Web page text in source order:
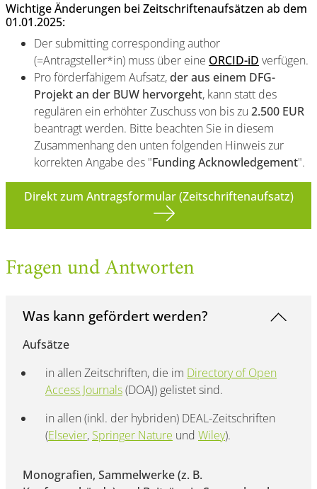
Wichtige Änderungen bei Zeitschriftenaufsätzen ab dem
01.01.2025:
Der submitting corresponding author
(=Antragsteller*in) muss über eine ORCID-iD verfügen.
Pro förderfähigem Aufsatz,der aus einem DFG-
Projekt an der BUW hervorgeht, kann statt des
regulären ein erhöhter Zuschuss von bis zu 2.500 EUR
beantragt werden. Bitte beachten Sie in diesem
Zusammenhang den unten folgenden Hinweis zur
korrekten Angabe des "Funding Acknowledgement".
Direkt zum Antragsformular (Zeitschriftenaufsatz)
Fragen und Antworten
Was kann gefördert werden?
Aufsätze
in allen Zeitschriften, die im Directory of Open
Access Journals(DOAJ) gelistet sind.
in allen (inkl. der hybriden) DEAL-Zeitschriften
(Elsevier, Springer Nature und Wiley).
Monografien, Sammelwerke (z. B.